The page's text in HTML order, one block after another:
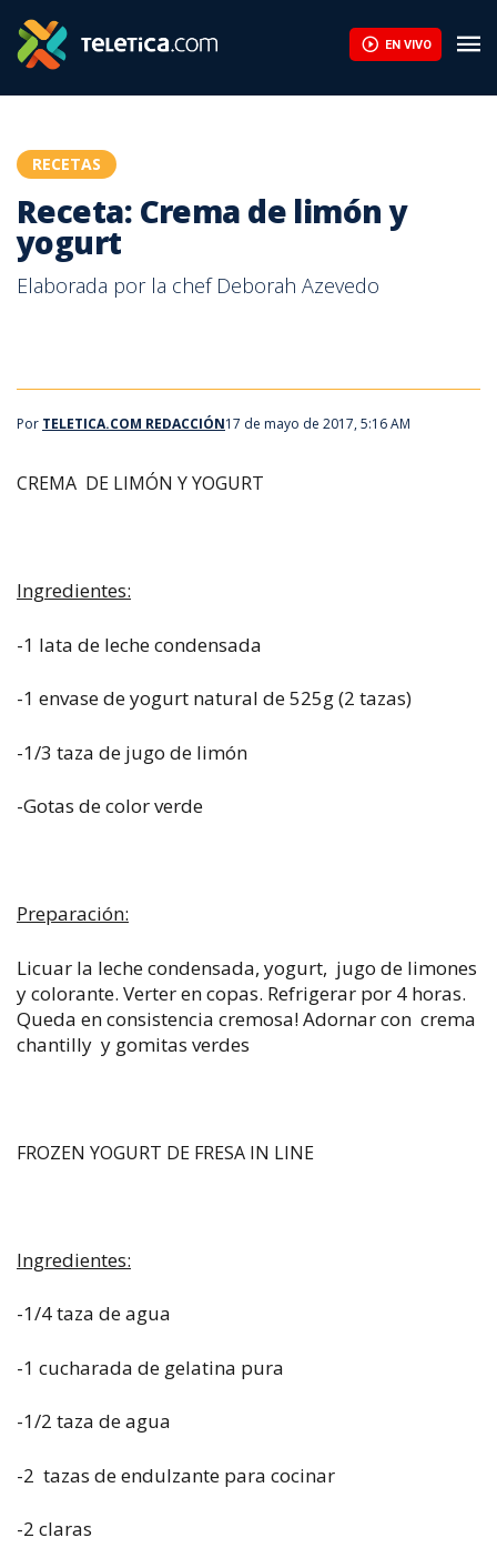
EN VIVO
RECETAS
Receta: Crema de limón y
yogurt
Elaborada por la chef Deborah Azevedo
Por TELETICA.COM REDACCIÓN17 de mayo de 2017, 5:16 AM
CREMA DE LIMÓN Y YOGURT
Ingredientes:
-1 lata de leche condensada
-1 envase de yogurt natural de 525g (2 tazas)
-1/3 taza de jugo de limón
-Gotas de color verde
Preparación:
Licuar la leche condensada, yogurt, jugo de limones
y colorante. Verter en copas. Refrigerar por 4 horas.
Queda en consistencia cremosa! Adornar con crema
chantilly y gomitas verdes
FROZEN YOGURT DE FRESA IN LINE
Ingredientes:
-1/4 taza de agua
-1 cucharada de gelatina pura
-1/2 taza de agua
-2 tazas de endulzante para cocinar
-2 claras